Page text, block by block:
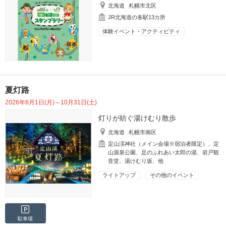
北海道
札幌市北区
JR北海道の各駅13カ所
体験イベント・アクティビティ
夏灯路
2026年6月1日(月)～10月31日(土)
灯りが紡ぐ湯けむり散歩
北海道
札幌市南区
定山渓神社（メイン会場※宿泊者限定）、定
山源泉公園、足のふれあい太郎の湯、岩戸観
音堂、湯けむり坂、他
ライトアップ その他のイベント
駐車場